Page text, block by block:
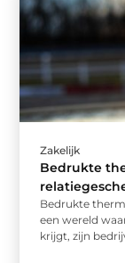
Zakelijk
Bedrukte
Bedrukte
een wereld
krijgt, zijn